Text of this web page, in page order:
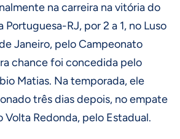
na carreira na vitória do
Portuguesa-RJ, por 2 a 1, no Luso
Janeiro, pelo Campeonato
chance foi concedida pelo
Matias. Na temporada, ele
três dias depois, no empate
Volta Redonda, pelo Estadual.